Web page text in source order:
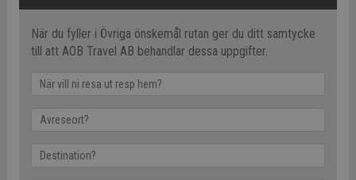
När du fyller i Övriga önskemål rutan ger du ditt samtycke
till att AOB Travel AB behandlar dessa uppgifter.